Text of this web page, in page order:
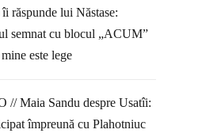
răspunde lui Năstase:
semnat cu blocul „ACUM”
este lege
// Maia Sandu despre Usatîi:
împreună cu Plahotniuc